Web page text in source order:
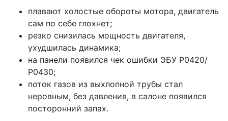
плавают холостые обороты мотора, двигатель
сам по себе глохнет;
резко снизилась мощность двигателя,
ухудшилась динамика;
на панели появился чек ошибки ЭБУ Р0420/
Р0430;
поток газов из выхлопной трубы стал
неровным, без давления, в салоне появился
посторонний запах.